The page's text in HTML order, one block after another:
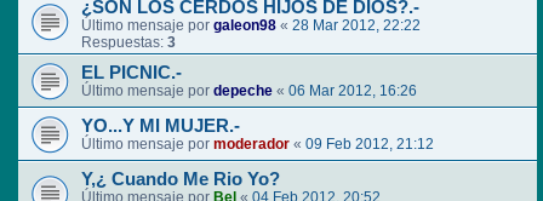
¿SON LOS CERDOS HIJOS DE DIOS?.-
Último mensaje por galeon98 « 28 Mar 2012, 22:22
Respuestas: 3
EL PICNIC.-
Último mensaje por depeche « 06 Mar 2012, 16:26
YO...Y MI MUJER.-
Último mensaje por moderador « 09 Feb 2012, 21:12
Y,¿ Cuando Me Rio Yo?
Último mensaje por Bel « 04 Feb 2012, 20:52